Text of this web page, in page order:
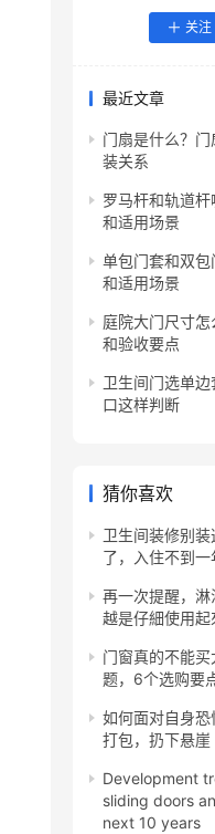
关注
最近文章
门扇是什么？
装关系
罗马杆和轨道
和适用场景
单包门套和双
和适用场景
庭院大门尺寸
和验收要点
卫生间门选单
口这样判断
猜你喜欢
卫生间装修别
了，入住不到
再一次提醒，淋
越是仔細使用起
门窗真的不能
题，6个选购要
如何面对自身
打包，扔下悬崖
Development
sliding doors
next 10 years